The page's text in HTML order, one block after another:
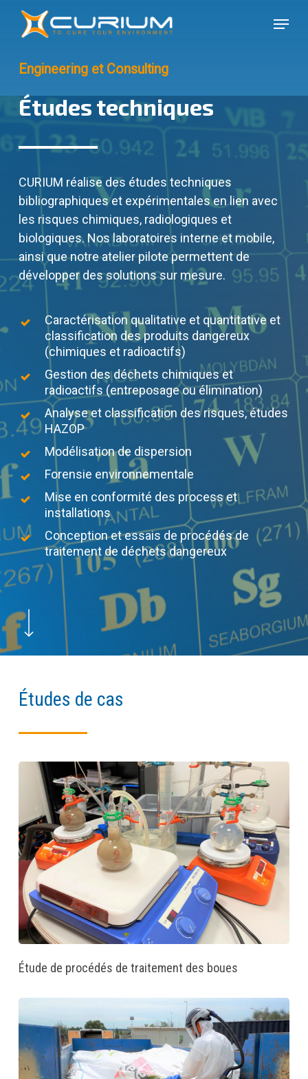
Skip
content
Menu
Engineering et Consulting
Études techniques
CURIUM réalise des études techniques
bibliographiques et expérimentales en lien avec
les risques chimiques, radiologiques et
biologiques. Nos laboratoires interne et mobile,
ainsi que notre atelier pilote permettent de
développer des solutions sur mesure.
Caractérisation qualitative et quantitative et
classification des produits dangereux
(chimiques et radioactifs)
Gestion des déchets chimiques et
radioactifs (entreposage ou élimination)
Analyse et classification des risques, études
HAZOP
Modélisation de dispersion
Forensie environnementale
Mise en conformité des process et
installations
Conception et essais de procédés de
traitement de déchets dangereux
Navigate to the next section
Études de cas
Étude de procédés de traitement des boues